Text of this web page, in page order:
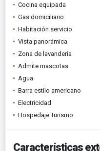
Cocina equipada
Gas domiciliario
Habitación servicio
Vista panorámica
Zona de lavandería
Admite mascotas
Agua
Barra estilo americano
Electricidad
Hospedaje Turismo
Características